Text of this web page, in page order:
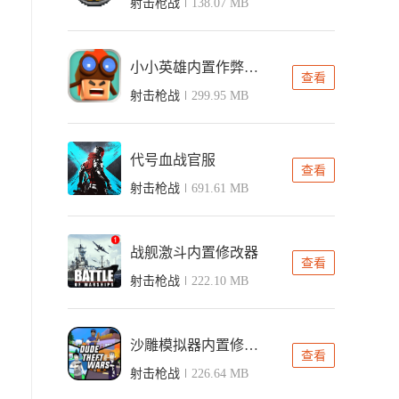
射击枪战 138.07 MB
小小英雄内置作弊菜单版
射击枪战 299.95 MB
查看
代号血战官服
射击枪战 691.61 MB
查看
战舰激斗内置修改器
射击枪战 222.10 MB
查看
沙雕模拟器内置修改器版
射击枪战 226.64 MB
查看